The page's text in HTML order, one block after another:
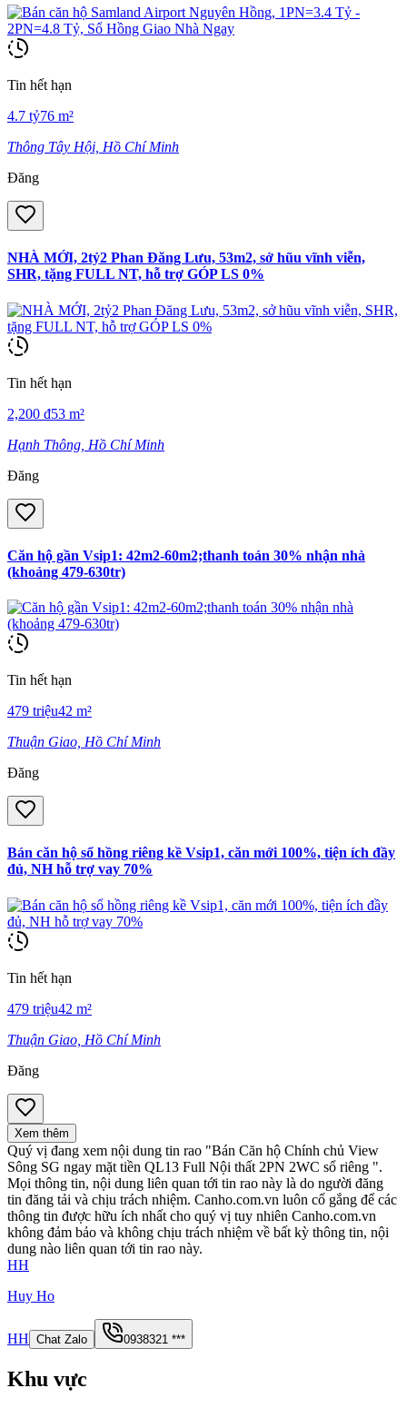
Tin hết hạn
4.7 tỷ76 m²
Thông Tây Hội, Hồ Chí Minh
Đăng
NHÀ MỚI, 2tỷ2 Phan Đăng Lưu, 53m2, sở hũu vĩnh viễn,
SHR, tặng FULL NT, hỗ trợ GÓP LS 0%
Tin hết hạn
2,200 đ53 m²
Hạnh Thông, Hồ Chí Minh
Đăng
Căn hộ gần Vsip1: 42m2-60m2;thanh toán 30% nhận nhà
(khoảng 479-630tr)
Tin hết hạn
479 triệu42 m²
Thuận Giao, Hồ Chí Minh
Đăng
Bán căn hộ sổ hồng riêng kề Vsip1, căn mới 100%, tiện ích đầy
đủ, NH hỗ trợ vay 70%
Tin hết hạn
479 triệu42 m²
Thuận Giao, Hồ Chí Minh
Đăng
Xem thêm
Quý vị đang xem nội dung tin rao "Bán Căn hộ Chính chủ View
Sông SG ngay mặt tiền QL13 Full Nội thất 2PN 2WC sổ riêng ".
Mọi thông tin, nội dung liên quan tới tin rao này là do người đăng
tin đăng tải và chịu trách nhiệm. Canho.com.vn luôn cố gắng để các
thông tin được hữu ích nhất cho quý vị tuy nhiên Canho.com.vn
không đảm bảo và không chịu trách nhiệm về bất kỳ thông tin, nội
dung nào liên quan tới tin rao này.
HH
Huy Ho
HH Chat Zalo 0938321 ***
Khu vực